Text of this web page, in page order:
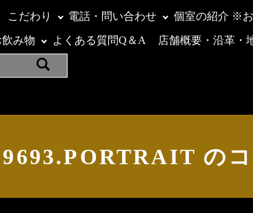
こだわり 電話・問い合わせ 個室の紹介 ※
飲み物 よくある質問Q＆A 店舗概要・沿革・
の